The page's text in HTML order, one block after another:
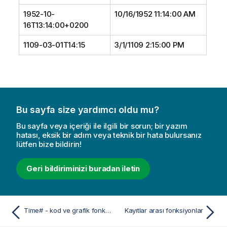
1952-10-
16T13:14:00+0200
10/16/1952 11:14:00 AM
1109-03-01T14:15 3/1/1109 2:15:00 PM
Bu sayfa size yardımcı oldu mu?
Bu sayfa veya içeriği ile ilgili bir sorun; bir yazım
hatası, eksik bir adım veya teknik bir hata bulursanız
lütfen bize bildirin!
Geri bildiriminizi buradan iletin
Time# - kod ve grafik fonksiyonu Kayıtlar arası fonksiyonlar